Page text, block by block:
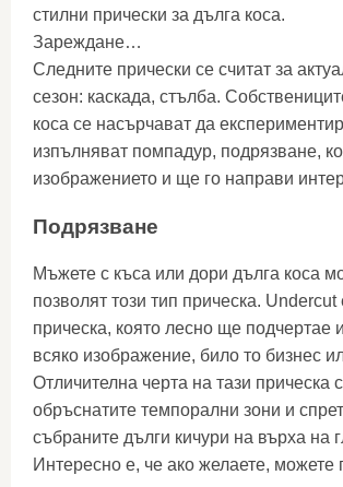
стилни прически за дълга коса.
Зареждане…
Следните прически се считат за
сезон: каскада, стълба.
коса се насърчават да
изпълняват помпадур, подрязване,
изображението и ще го направи
Подрязване
Мъжете с къса или дори дълга коса
позволят този тип прическа.
прическа, която лесно ще подчертае
всяко изображение, било то бизнес
Отличителна черта на тази прическа
обръснатите темпорални зони и
събраните дълги кичури на върха на
Интересно е, че ако желаете, можете